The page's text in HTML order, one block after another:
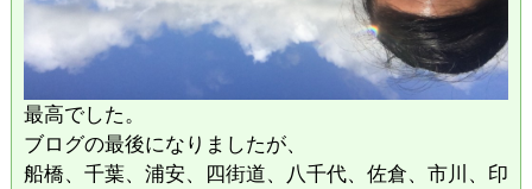
最高でした。
ブログの最後になりましたが、
船橋、千葉、浦安、四街道、八千代、佐倉、市川、印